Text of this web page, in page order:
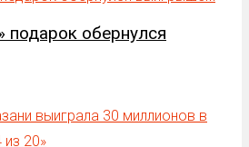
подарок обернулся